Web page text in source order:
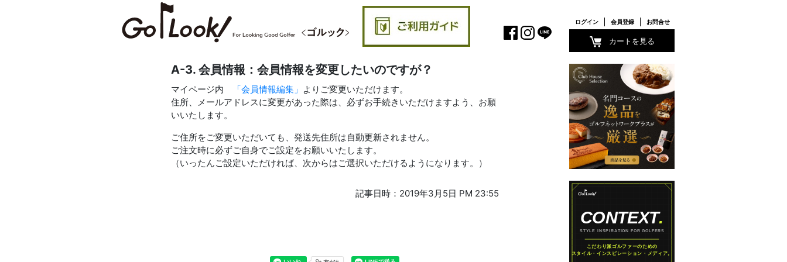
A-3. 会員情報：会員情報を変更したいのですが？
マイページ内 「会員情報編集」 よりご変更いただけます。
住所、メールアドレスに変更があった際は、必ずお手続きいただけますよう、お願
いいたします。
ご住所をご変更いただいても、発送先住所は自動更新されません。
ご注文時に必ずご自身でご設定をお願いいたします。
（いったんご設定いただければ、次からはご選択いただけるようになります。）
記事日時：2019年3月5日 PM 23:55
ログイン 会員登録 お問合せ
カートを見る